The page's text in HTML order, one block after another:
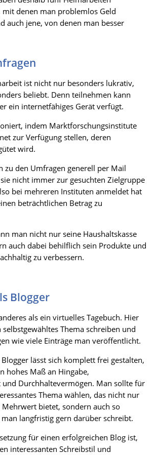
mit denen man problemlos Geld
auch jene, von denen man besser
ist nicht nur besonders lukrativ,
beliebt. Denn teilnehmen kann
ein internetfähiges Gerät verfügt.
indem Marktforschungsinstitute
zur Verfügung stellen, deren
wird.
zu den Umfragen generell per Mail
nicht immer zur gesuchten Zielgruppe
bei mehreren Instituten anmeldet hat
beträchtlichen Betrag zu
man nicht nur seine Haushaltskasse
auch dabei behilflich sein Produkte und
zu verbessern.
Blogger
als ein virtuelles Tagebuch. Hier
Thema schreiben und
wie viele Einträge man veröffentlicht.
lässt sich komplett frei gestalten,
hohes Maß an Hingabe,
und Durchhaltevermögen. Man sollte für
Thema wählen, das nicht nur
bietet, sondern auch so
langfristig gern darüber schreibt.
für einen erfolgreichen Blog ist,
interessanten Schreibstil und